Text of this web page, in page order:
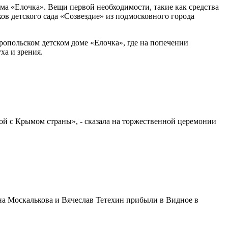
«Елочка». Вещи первой необходимости, такие как средства
сада «Созвездие» из подмосковного города
детском доме «Елочка», где на попечении
и зрения.
с Крымом страны», - сказала на торжественной церемонии
Москалькова и Вячеслав Тетехин прибыли в Видное в